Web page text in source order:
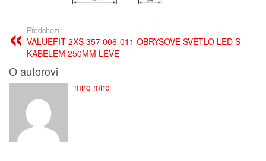
Předchozí:
VALUEFIT 2XS 357 006-011 OBRYSOVE SVETLO LED S
KABELEM 250MM LEVE
O autorovi
miro miro